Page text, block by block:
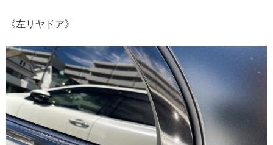
《左リヤドア》